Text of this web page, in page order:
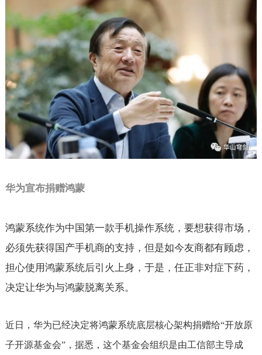
华为宣布捐赠鸿蒙
鸿蒙系统作为中国第一款手机操作系统，要想获得市场，
必须先获得国产手机商的支持，但是如今友商都有顾虑，
担心使用鸿蒙系统后引火上身，于是，任正非对症下药，
决定让华为与鸿蒙脱离关系。
近日，华为已经决定将鸿蒙系统底层核心架构捐赠给“开放原
子开源基金会”，据悉，这个基金会组织是由工信部主导成